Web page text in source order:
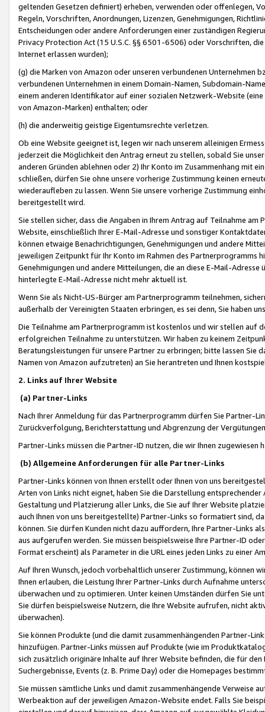
geltenden Gesetzen definiert) erheben, verwenden oder offenlegen,
Regeln, Vorschriften, Anordnungen, Lizenzen, Genehmigungen,
Entscheidungen oder andere Anforderungen einer zuständigen
Privacy Protection Act (15 U.S.C. §§ 6501-6506) oder Vorschriften,
Internet erlassen wurden);
(g) die Marken von Amazon oder unseren verbundenen Unternehmen
verbundenen Unternehmen in einem Domain-Namen, Subdomain-
einem anderen Identifikator auf einer sozialen Netzwerk-Website
von Amazon-Marken) enthalten; oder
(h) die anderweitig geistige Eigentumsrechte verletzen.
Ob eine Website geeignet ist, legen wir nach unserem alleinigen
jederzeit die Möglichkeit den Antrag erneut zu stellen, sobald Sie
anderen Gründen ablehnen oder 2) Ihr Konto im Zusammenhang mit
schließen, dürfen Sie ohne unsere vorherige Zustimmung keinen
wiederaufleben zu lassen. Wenn Sie unsere vorherige Zustimmung
bereitgestellt wird.
Sie stellen sicher, dass die Angaben in Ihrem Antrag auf Teilnahme
Website, einschließlich Ihrer E-Mail-Adresse und sonstiger
können etwaige Benachrichtigungen, Genehmigungen und andere
jeweiligen Zeitpunkt für Ihr Konto im Rahmen des Partnerprogramms
Genehmigungen und andere Mitteilungen, die an diese E-Mail-
hinterlegte E-Mail-Adresse nicht mehr aktuell ist.
Wenn Sie als Nicht-US-Bürger am Partnerprogramm teilnehmen,
außerhalb der Vereinigten Staaten erbringen, es sei denn, Sie haben
Die Teilnahme am Partnerprogramm ist kostenlos und wir stellen auf
erfolgreichen Teilnahme zu unterstützen. Wir haben zu keinem
Beratungsleistungen für unsere Partner zu erbringen; bitte lassen Sie
Namen von Amazon aufzutreten) an Sie herantreten und Ihnen
2. Links auf Ihrer Website
(a) Partner-Links
Nach Ihrer Anmeldung für das Partnerprogramm dürfen Sie Partner-
Zurückverfolgung, Berichterstattung und Abgrenzung der
Partner-Links müssen die Partner-ID nutzen, die wir Ihnen zugewiesen
(b) Allgemeine Anforderungen für alle Partner-Links
Partner-Links können von Ihnen erstellt oder Ihnen von uns
Arten von Links nicht eignet, haben Sie die Darstellung
Gestaltung und Platzierung aller Links, die Sie auf Ihrer Website
auch Ihnen von uns bereitgestellte) Partner-Links so formatiert sind,
können. Sie dürfen Kunden nicht dazu auffordern, Ihre Partner-Links
aus aufgerufen werden. Sie müssen beispielsweise Ihre Partner-ID
Format erscheint) als Parameter in die URL eines jeden Links zu einer
Auf Ihren Wunsch, jedoch vorbehaltlich unserer Zustimmung, können
Ihnen erlauben, die Leistung Ihrer Partner-Links durch Aufnahme
überwachen und zu optimieren. Unter keinen Umständen dürfen Sie
Sie dürfen beispielsweise Nutzern, die Ihre Website aufrufen, nicht
überwachen).
Sie können Produkte (und die damit zusammenhängenden Partner-
hinzufügen. Partner-Links müssen auf Produkte (wie im
sich zusätzlich originäre Inhalte auf Ihrer Website befinden, die für
Suchergebnisse, Events (z. B. Prime Day) oder die Homepages
Sie müssen sämtliche Links und damit zusammenhängende
Werbeaktion auf der jeweiligen Amazon-Website endet. Falls Sie